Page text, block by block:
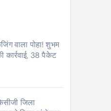
वाला पोहा! शुभम
कार्रवाई, 38 पैकेट
जिला